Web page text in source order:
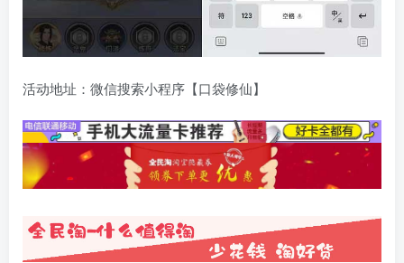
活动地址：微信搜索小程序【口袋修仙】